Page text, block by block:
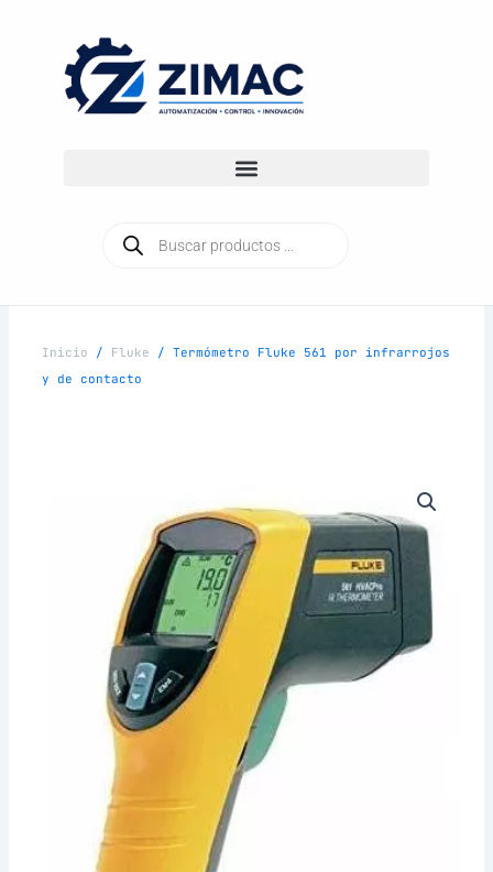
contenido
productos
Inicio / Fluke / Termómetro Fluke 561 por infrarrojos
y de contacto